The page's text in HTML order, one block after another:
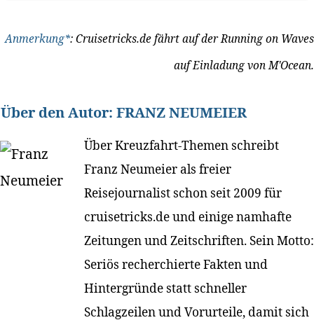
Anmerkung*: Cruisetricks.de fährt auf der Running on Waves
auf Einladung von M'Ocean.
Über den Autor: FRANZ NEUMEIER
Über Kreuzfahrt-Themen schreibt
Franz Neumeier als freier
Reisejournalist schon seit 2009 für
cruisetricks.de und einige namhafte
Zeitungen und Zeitschriften. Sein Motto:
Seriös recherchierte Fakten und
Hintergründe statt schneller
Schlagzeilen und Vorurteile, damit sich